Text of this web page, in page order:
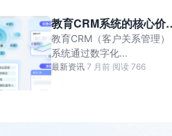
教育CRM系统的核心价
与功能矩阵
教育CRM（客户关系管理）
系统通过数字化...
最新资讯·7 月前·阅读 766